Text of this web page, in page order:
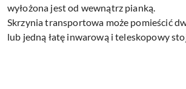
wyłożona jest od wewnątrz pianką.
Skrzynia transportowa może pomieścić
lub jedną łatę inwarową i teleskopowy